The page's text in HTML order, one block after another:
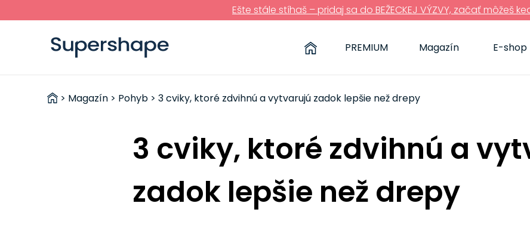
Ešte stále stíhaš – pridaj sa do BEŽECKEJ VÝZVY, začať môžeš
PREMIUM Magazín E-shop
ZDRAVÉ
> Magazín > Pohyb > 3 cviky, ktoré zdvihnú a vytvarujú zadok lepšie než drepy
3 cviky, ktoré zdvihnú a
zadok lepšie než drepy